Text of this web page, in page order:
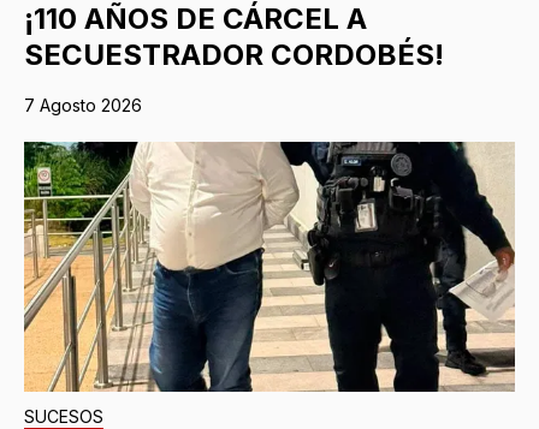
¡110 AÑOS DE CÁRCEL A
SECUESTRADOR CORDOBÉS!
7 Agosto 2026
SUCESOS